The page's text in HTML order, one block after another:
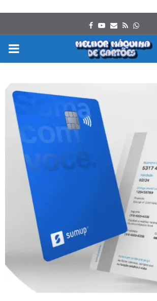
Facebook
Youtube
Email
Rss
PRIMARY